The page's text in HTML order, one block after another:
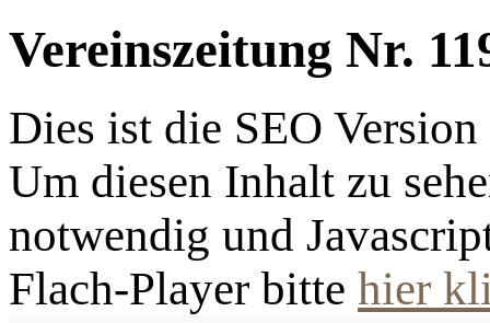
Vereinszeitung Nr.
Dies ist die SEO
Um diesen Inhalt zu
notwendig und
Flach-Player bitte hier